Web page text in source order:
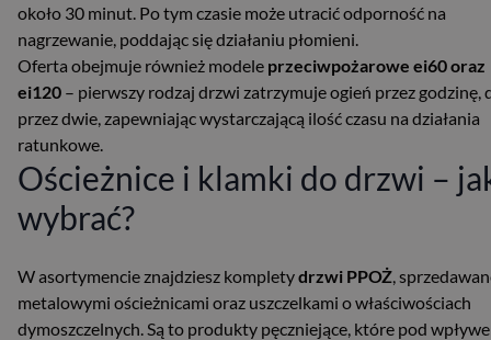
około 30 minut. Po tym czasie może utracić odporność na
nagrzewanie, poddając się działaniu płomieni.
Oferta obejmuje również modele przeciwpożarowe ei60 oraz
ei120 – pierwszy rodzaj drzwi zatrzymuje ogień przez godzinę,
przez dwie, zapewniając wystarczającą ilość czasu na działania
ratunkowe.
Ościeżnice i klamki do drzwi –
wybrać?
W asortymencie znajdziesz kompletydrzwi PPOŻ ,
metalowymi ościeżnicami oraz uszczelkami o właściwościach
dymoszczelnych. Są to produkty pęczniejące, które pod